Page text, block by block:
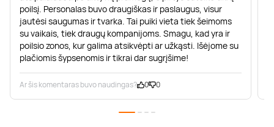
poilsį. Personalas buvo draugiškas ir paslaugus, visur
jautėsi saugumas ir tvarka. Tai puiki vieta tiek šeimoms
su vaikais, tiek draugų kompanijoms. Smagu, kad yra ir
poilsio zonos, kur galima atsikvėpti ar užkąsti. Išėjome su
plačiomis šypsenomis ir tikrai dar sugrįšime!
Ar šis komentaras buvo naudingas? 0 0